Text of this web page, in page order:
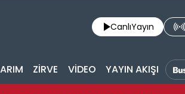
CanlıYayın
ZİRVE VİDEO YAYIN AKIŞI